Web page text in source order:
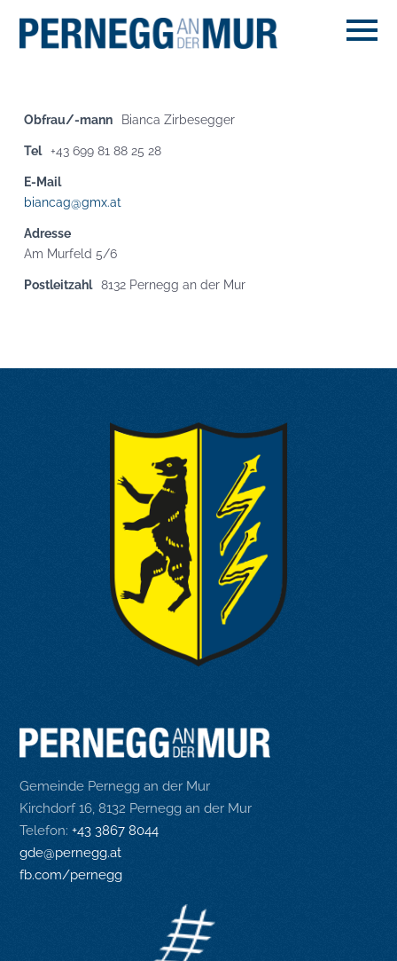
Obfrau/-mann Bianca Zirbesegger
Tel +43 699 81 88 25 28
E-Mail
biancag@gmx.at
Adresse
Am Murfeld 5/6
Postleitzahl 8132 Pernegg an der Mur
Gemeinde Pernegg an der Mur
Kirchdorf 16, 8132 Pernegg an der Mur
Telefon:+43 3867 8044
gde@pernegg.at
fb.com/pernegg